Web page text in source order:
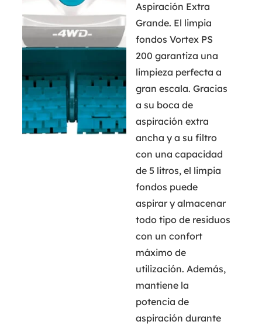
Aspiración Extra
Grande. El limpia
fondos Vortex PS
200 garantiza una
limpieza perfecta a
gran escala. Gracias
a su boca de
aspiración extra
ancha y a su filtro
con una capacidad
de 5 litros, el limpia
fondos puede
aspirar y almacenar
todo tipo de residuos
con un confort
máximo de
utilización. Además,
mantiene la
potencia de
aspiración durante